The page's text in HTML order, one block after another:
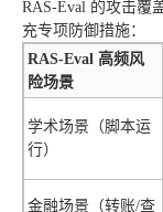
RAS-Eval 的攻击覆
充专项防御措施：
RAS-Eval 高频风
险场景
学术场景（脚本运
行）
金融场景（转账/查